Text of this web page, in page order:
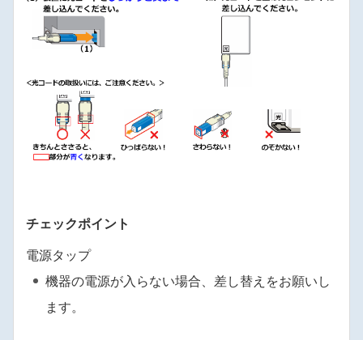
チェックポイント
電源タップ
機器の電源が入らない場合、差し替えをお願いし
ます。